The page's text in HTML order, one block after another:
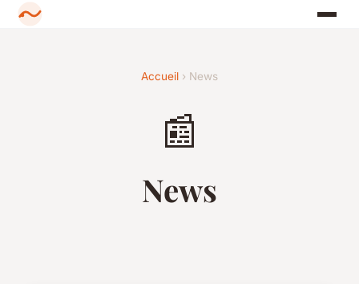
Accueil › News
📰
News